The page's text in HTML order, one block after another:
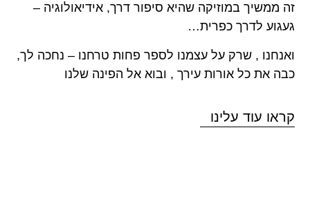
זה ממשיך במוזיקה שהיא סיפור דרך, אידיאולוגיה –
געגוע לדרך כפרית…
ואנחנו , שרק על עצמנו לספר פחות טרחנו – נחכה לך,
כבה את כל אורות עירך , ובוא אל הפינה שלנו
קראו עוד עלינו